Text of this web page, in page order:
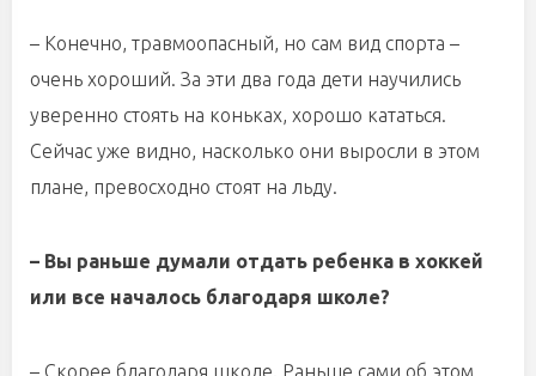
– Конечно, травмоопасный, но сам вид спорта –
очень хороший. За эти два года дети научились
уверенно стоять на коньках, хорошо кататься.
Сейчас уже видно, насколько они выросли в этом
плане, превосходно стоят на льду.
– Вы раньше думали отдать ребенка в хоккей
или все началось благодаря школе?
– Скорее благодаря школе. Раньше сами об этом